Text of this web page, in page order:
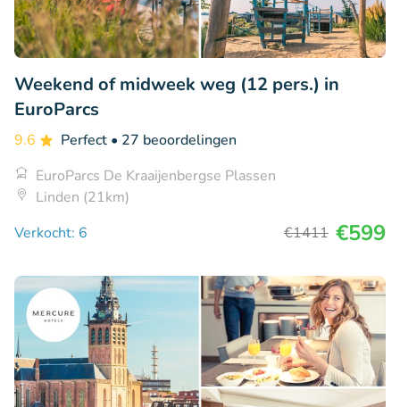
Weekend of midweek weg (12 pers.) in
EuroParcs
9.6 Perfect • 27 beoordelingen
EuroParcs De Kraaijenbergse Plassen
Linden (21km)
Verkocht: 6
€1411 €599